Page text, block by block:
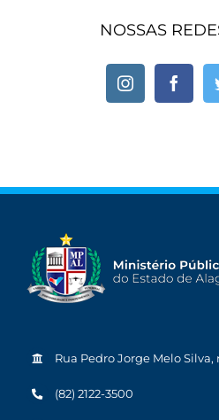
NOSSAS
Rua Pedro Jorge Melo Silva,
(82) 2122-3500